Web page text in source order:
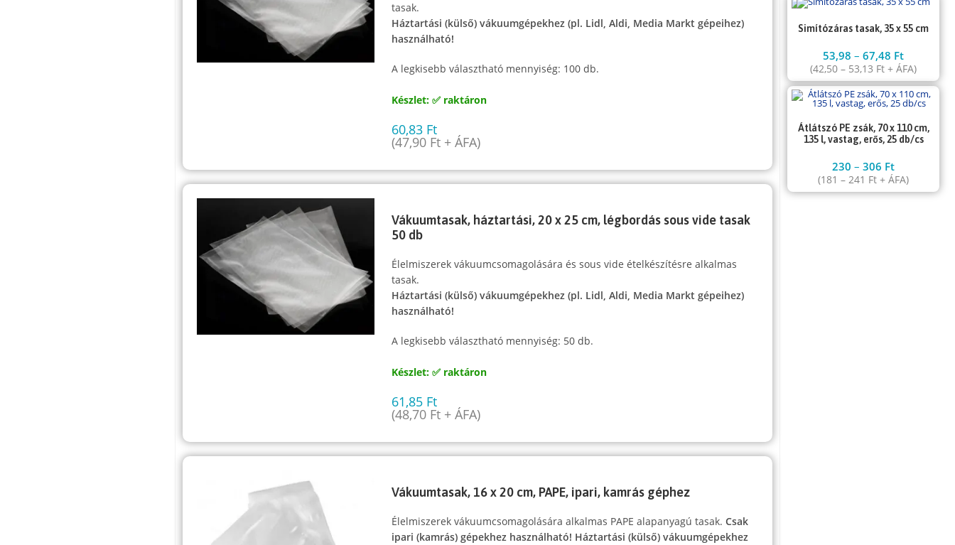
tasak.
Háztartási (külső) vákuumgépekhez (pl. Lidl, Aldi, Media Markt gépeihez)
használható!
A legkisebb választható mennyiség: 100 db.
Készlet: ✅ raktáron
60,83 Ft
(47,90 Ft + ÁFA)
Vákuumtasak, háztartási, 20 x 25 cm, légbordás sous vide tasak
50 db
Élelmiszerek vákuumcsomagolására és sous vide ételkészítésre alkalmas
tasak.
Háztartási (külső) vákuumgépekhez (pl. Lidl, Aldi, Media Markt gépeihez)
használható!
A legkisebb választható mennyiség: 50 db.
Készlet: ✅ raktáron
61,85 Ft
(48,70 Ft + ÁFA)
Vákuumtasak, 16 x 20 cm, PAPE, ipari, kamrás géphez
Élelmiszerek vákuumcsomagolására alkalmas PAPE alapanyagú tasak.Csak
ipari (kamrás) gépekhez használható! Háztartási (külső) vákuumgépekhez
Simítózáras tasak, 35 x 55 cm
53,98–67,48 Ft
(42,50– 53,13 Ft + ÁFA)
Átlátszó PE zsák, 70 x 110 cm,
135 l, vastag, erős, 25 db/cs
230–306 Ft
(181– 241 Ft + ÁFA)